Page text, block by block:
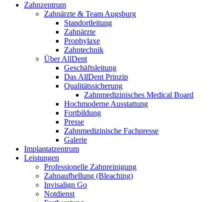
Zahnzentrum
Zahnärzte & Team Augsburg
Standortleitung
Zahnärzte
Prophylaxe
Zahntechnik
Über AllDent
Geschäftsleitung
Das AllDent Prinzip
Qualitätssicherung
Zahnmedizinisches Medical Board
Hochmoderne Ausstattung
Fortbildung
Presse
Zahnmedizinische Fachpresse
Galerie
Implantatzentrum
Leistungen
Professionelle Zahnreinigung
Zahnaufhellung (Bleaching)
Invisalign Go
Notdienst